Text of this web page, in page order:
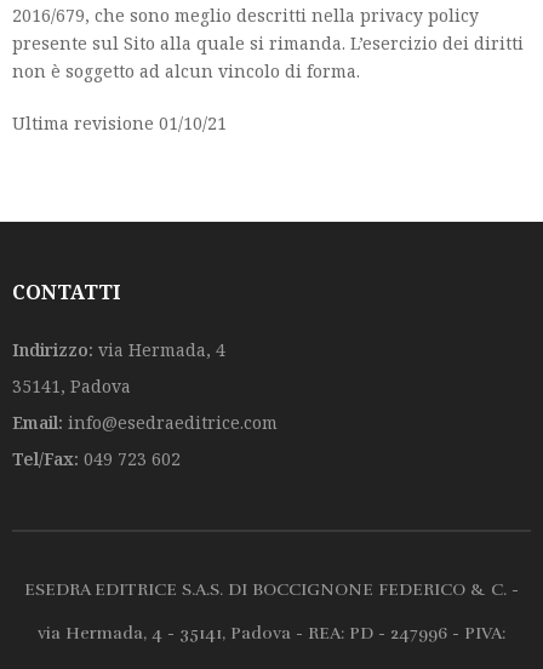
2016/679, che sono meglio descritti nella privacy policy
presente sul Sito alla quale si rimanda. L’esercizio dei diritti
non è soggetto ad alcun vincolo di forma.
Ultima revisione 01/10/21
CONTATTI
Indirizzo: via Hermada, 4
35141, Padova
Email: info@esedraeditrice.com
Tel/Fax: 049 723 602
ESEDRA EDITRICE S.A.S. DI BOCCIGNONE FEDERICO & C. -
via Hermada, 4 - 35141, Padova - REA: PD - 247996 - PIVA: